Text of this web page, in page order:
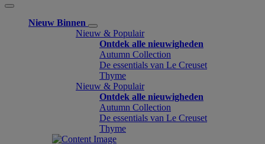
Nieuw Binnen
Nieuw & Populair
Ontdek alle nieuwigheden
Autumn Collection
De essentials van Le Creuset
Thyme
Nieuw & Populair
Ontdek alle nieuwigheden
Autumn Collection
De essentials van Le Creuset
Thyme